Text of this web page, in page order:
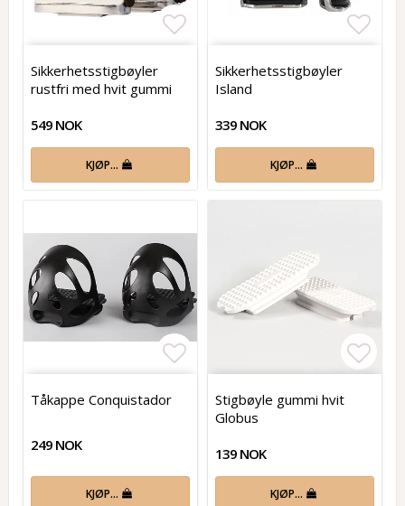
Add to list of favorites
Sikkerhetsstigbøyler
rustfri med hvit gummi
549 NOK
KJØP…
Sikkerhetsstigbøyler
Island
339 NOK
KJØP…
Add to list of favorites
Tåkappe Conquistador
249 NOK
KJØP…
Stigbøyle gummi hvit
Globus
139 NOK
KJØP…